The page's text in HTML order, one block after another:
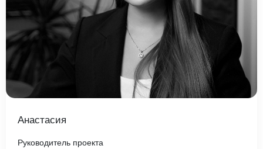
Анастасия
Руководитель проекта